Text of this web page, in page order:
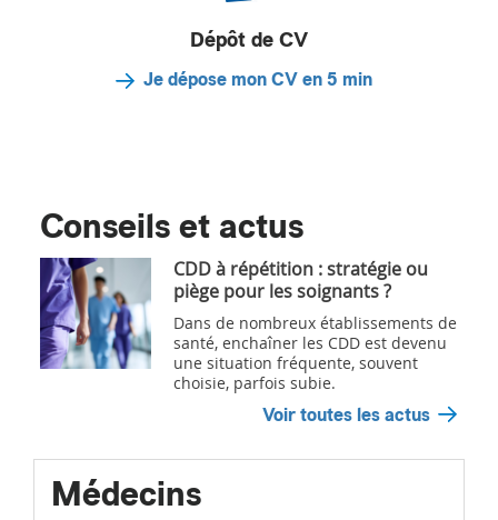
Dépôt de CV
Je dépose mon CV en 5 min
Conseils et actus
CDD à répétition : stratégie ou
piège pour les soignants ?
Dans de nombreux établissements de
santé, enchaîner les CDD est devenu
une situation fréquente, souvent
choisie, parfois subie.
Voir toutes les actus
Médecins